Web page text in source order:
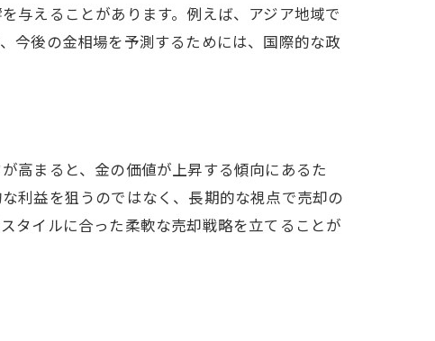
与えることがあります。例えば、アジア地域で
今後の金相場を予測するためには、国際的な政
高まると、金の価値が上昇する傾向にあるた
利益を狙うのではなく、長期的な視点で売却の
タイルに合った柔軟な売却戦略を立てることが